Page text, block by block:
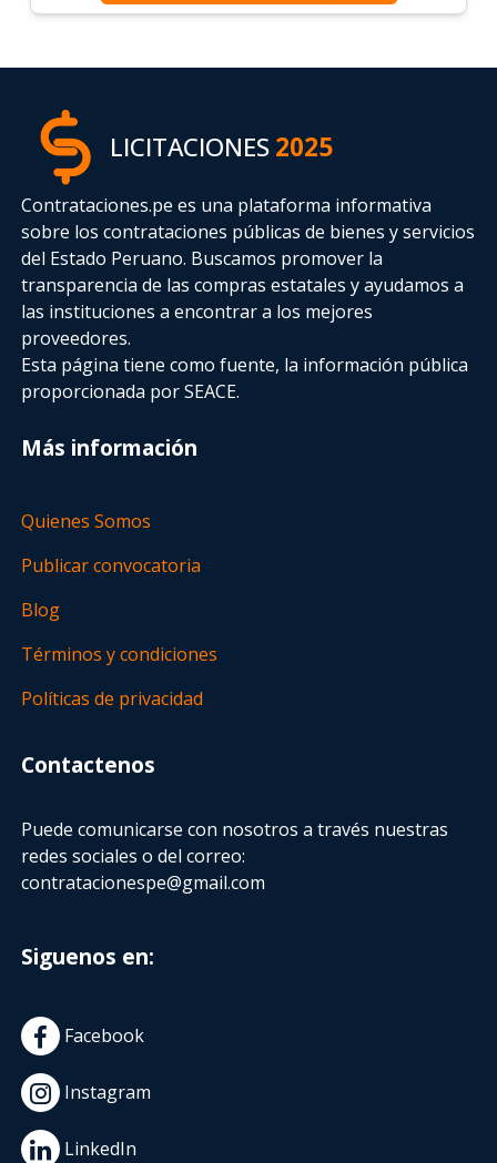
LICITACIONES2025
Contrataciones.pe es una plataforma informativa
sobre los contrataciones públicas de bienes y servicios
del Estado Peruano. Buscamos promover la
transparencia de las compras estatalesy ayudamos a
las instituciones a encontrar a los mejores
proveedores.
Esta página tiene como fuente, la información pública
proporcionada por SEACE.
Más información
Quienes Somos
Publicar convocatoria
Blog
Términos y condiciones
Políticas de privacidad
Contactenos
Puede comunicarse con nosotros a través nuestras
redes sociales o del correo:
contratacionespe@gmail.com
Siguenos en:
Facebook
Instagram
LinkedIn